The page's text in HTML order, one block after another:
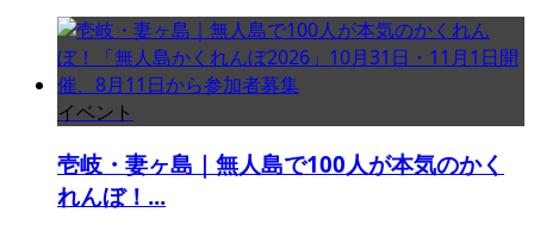
イベント
壱岐・妻ヶ島｜無人島で100人が本気のかく
れんぼ！...